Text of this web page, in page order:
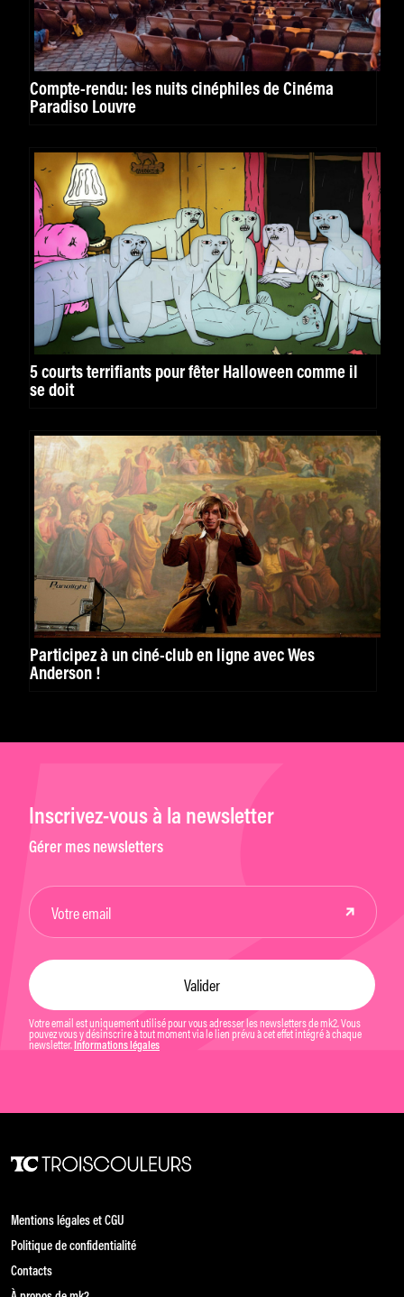
Compte-rendu: les nuits cinéphiles de Cinéma
Paradiso Louvre
5 courts terrifiants pour fêter Halloween comme il
se doit
Participez à un ciné-club en ligne avec Wes
Anderson !
Inscrivez-vous à la newsletter
Gérer mes newsletters
Votre email est uniquement utilisé pour vous adresser les newsletters de mk2. Vous
pouvez vous y désinscrire à tout moment via le lien prévu à cet effet intégré à chaque
newsletter. Informations légales
Mentions légales et CGU
Politique de confidentialité
Contacts